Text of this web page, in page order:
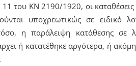
του ΚΝ 2190/1920, οι καταθέσεις
υποχρεωτικώς σε ειδικό
η παράλειψη κατάθεσης σε
ή κατατέθηκε αργότερα, ή